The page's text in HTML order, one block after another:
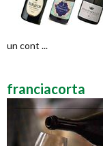
un cont ...
franciacorta